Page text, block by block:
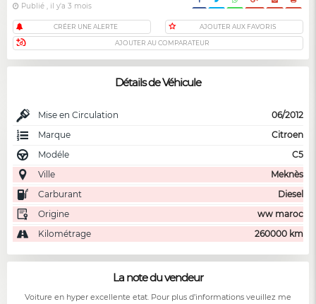
Publié , il y'a 3 mois
CRÉER UNE ALERTE AJOUTER AUX FAVORIS
AJOUTER AU COMPARATEUR
Détails de Véhicule
Mise en Circulation
06/2012
Marque
Citroen
Modéle
C5
Ville
Meknès
Carburant
Diesel
Origine
ww maroc
Kilométrage
260000 km
La note du vendeur
Voiture en hyper excellente etat. Pour plus d’informations veuillez me